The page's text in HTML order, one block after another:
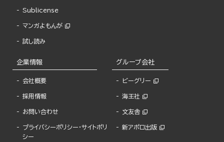
Sublicense
マンガよもんが
試し読み
企業情報
会社概要
採用情報
お問い合わせ
プライバシーポリシー・サイトポリ
シー
グループ会社
ビーグリー
海王社
文友舎
新アポロ出版